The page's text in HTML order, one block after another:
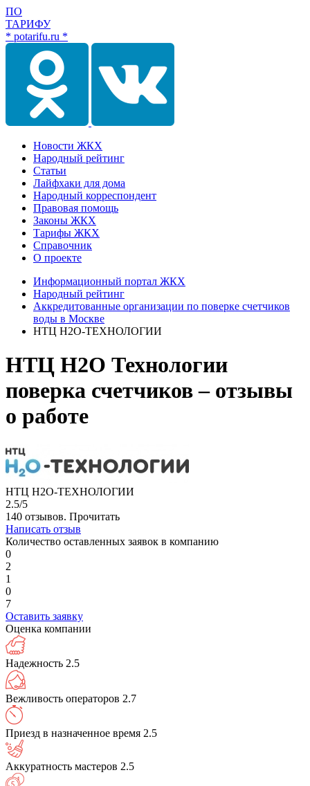
ПО
ТАРИФУ
* potarifu.ru *
Новости ЖКХ
Народный рейтинг
Статьи
Лайфхаки для дома
Народный корреспондент
Правовая помощь
Законы ЖКХ
Тарифы ЖКХ
Справочник
О проекте
Информационный портал ЖКХ
Народный рейтинг
Аккредитованные организации по поверке счетчиков
воды в Москве
НТЦ Н2О-ТЕХНОЛОГИИ
НТЦ Н2О Технологии
поверка счетчиков – отзывы
о работе
НТЦ Н2О-ТЕХНОЛОГИИ
2.5/5
140 отзывов. Прочитать
Написать отзыв
Количество оставленных заявок в компанию
0
2
1
0
7
Оставить заявку
Оценка компании
Надежность 2.5
Вежливость операторов 2.7
Приезд в назначенное время 2.5
Аккуратность мастеров 2.5